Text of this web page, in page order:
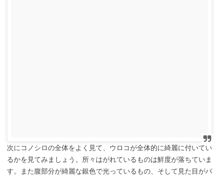
次にコノシロの全体をよく見て、ウロコが全体的に綺麗に付いてい
るかを見てみましょう。所々はがれているものは鮮度が落ちていま
す。また腹部分が綺麗な銀色で光っているもの、そして見た目がパ